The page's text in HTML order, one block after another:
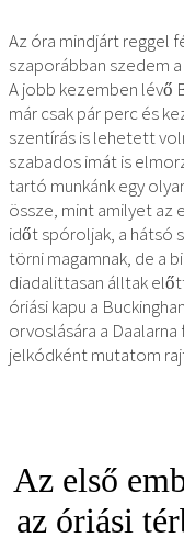
Az óra mindjárt reggel
szaporábban szedem
A jobb kezemben lévő
már csak pár perc és
szentírás is lehetett
szabados imát is
tartó munkánk egy
össze, mint amilyet az
időt spóroljak, a hátsó
törni magamnak, de a
diadalittasan álltak
óriási kapu a
orvoslására a
jelkódként mutatom
Az első
az óriási